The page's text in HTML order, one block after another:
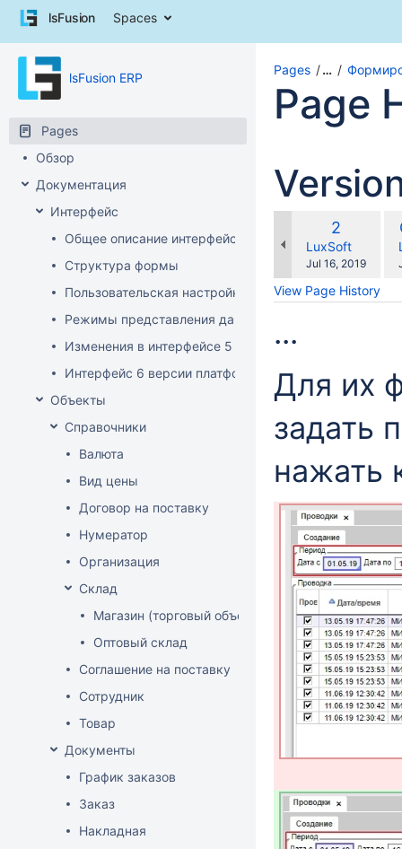
Skip
content
Skip
breadcrumbs
header
Skip
lsFusion Spaces
lsFusion ERP
Pages
Обзор
Документация
Интерфейс
Общее описание интерфейса клиента
Структура формы
Пользовательская настройка интерфейса
Режимы представления данных
Изменения в интерфейсе 5 версии платформы
Интерфейс 6 версии платформы
Объекты
Справочники
Валюта
Вид цены
Договор на поставку
Нумератор
Организация
Склад
Магазин (торговый объект)
Оптовый склад
Соглашение на поставку
Сотрудник
Товар
Документы
График заказов
Заказ
Накладная
Pages …
Page
Old
Version
2
LuxSoft
Saved
Jul 16, 2019
View Page History
...
Для их
задать
нажать